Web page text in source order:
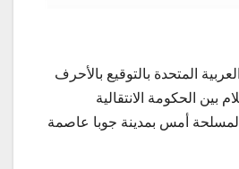
المتحدة بالتوقيع بالأحرف
بين الحكومة الانتقالية
المسلحة أمس بمدينة جوبا عاصمة